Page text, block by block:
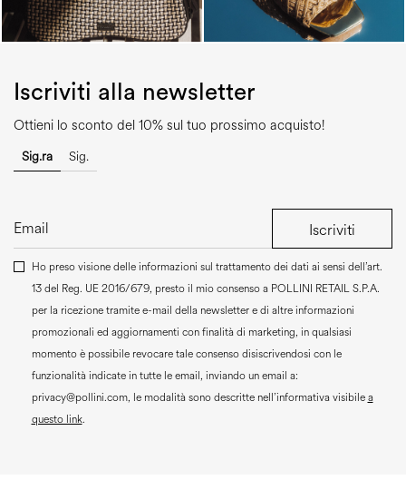
Iscriviti alla newsletter
Ottieni lo sconto del 10% sul tuo prossimo acquisto!
Sig.ra Sig.
Iscriviti
Ho preso visione delle informazioni sul trattamento dei dati ai sensi dell’art.
13 del Reg. UE 2016/679, presto il mio consenso a POLLINI RETAIL S.P.A.
per la ricezione tramite e-mail della newsletter e di altre informazioni
promozionali ed aggiornamenti con finalità di marketing, in qualsiasi
momento è possibile revocare tale consenso disiscrivendosi con le
funzionalità indicate in tutte le email, inviando un email a:
privacy@pollini.com, le modalità sono descritte nell’informativa visibilea
questo link.